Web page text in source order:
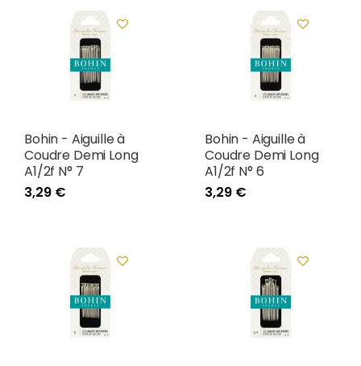
Bohin - Aiguille à
Coudre Demi Long
A1/2f N° 7
3,29 €
Bohin - Aiguille à
Coudre Demi Long
A1/2f N° 6
3,29 €